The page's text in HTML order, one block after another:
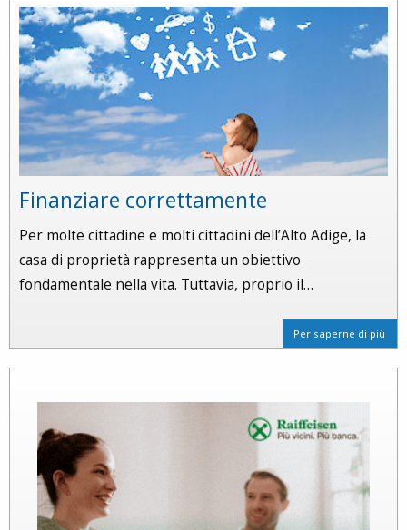
Finanziare correttamente
Per molte cittadine e molti cittadini dell’Alto Adige, la
casa di proprietà rappresenta un obiettivo
fondamentale nella vita. Tuttavia, proprio il…
Per saperne di più